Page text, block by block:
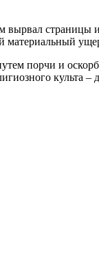
страницы
порчи и
культа